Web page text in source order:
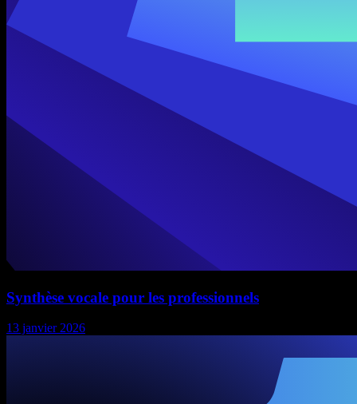
Synthèse vocale pour les professionnels
13 janvier 2026